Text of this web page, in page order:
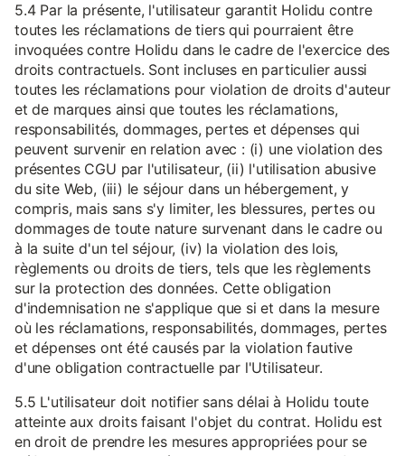
5.4 Par la présente, l'utilisateur garantit Holidu contre
toutes les réclamations de tiers qui pourraient être
invoquées contre Holidu dans le cadre de l'exercice des
droits contractuels. Sont incluses en particulier aussi
toutes les réclamations pour violation de droits d'auteur
et de marques ainsi que toutes les réclamations,
responsabilités, dommages, pertes et dépenses qui
peuvent survenir en relation avec : (i) une violation des
présentes CGU par l'utilisateur, (ii) l'utilisation abusive
du site Web, (iii) le séjour dans un hébergement, y
compris, mais sans s'y limiter, les blessures, pertes ou
dommages de toute nature survenant dans le cadre ou
à la suite d'un tel séjour, (iv) la violation des lois,
règlements ou droits de tiers, tels que les règlements
sur la protection des données. Cette obligation
d'indemnisation ne s'applique que si et dans la mesure
où les réclamations, responsabilités, dommages, pertes
et dépenses ont été causés par la violation fautive
d'une obligation contractuelle par l'Utilisateur.
5.5 L'utilisateur doit notifier sans délai à Holidu toute
atteinte aux droits faisant l'objet du contrat. Holidu est
en droit de prendre les mesures appropriées pour se